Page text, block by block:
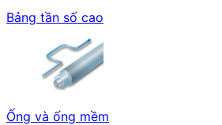
Bảng tần số cao
Ống và ống mềm